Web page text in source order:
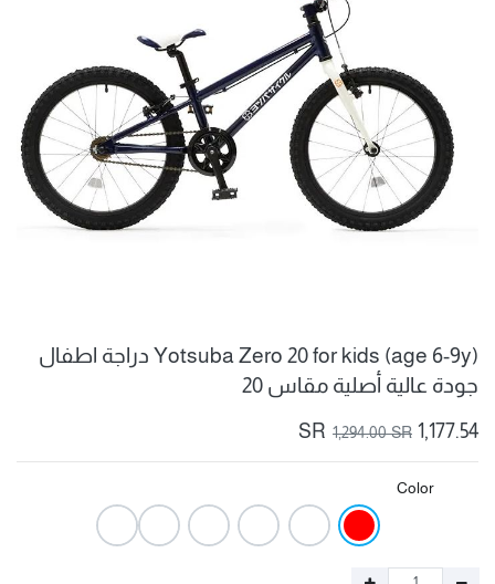
Yotsuba Zero 20 for kids (age 6-9y) دراجة اطفال
جودة عالية أصلية مقاس 20
1,177.54
1,294.00SR
Color